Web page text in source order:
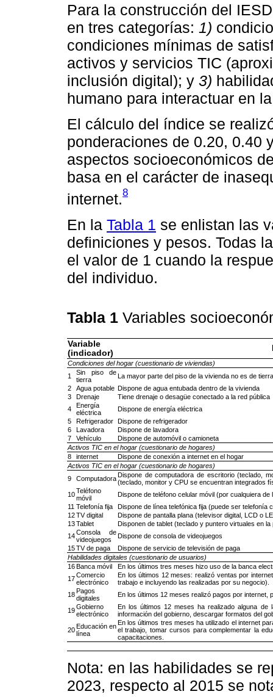
Para la construcción del
en tres categorías: 1)
condiciones mínimas de
activos y servicios TIC
inclusión digital); y 3)
humano para interactuar en
El cálculo del índice se
ponderaciones de 0.20, 0.40
aspectos socioeconómicos
basa en el carácter de
internet.8
En la Tabla 1 se enlistan las
definiciones y pesos. Todas
el valor de 1 cuando la
del individuo.
Tabla 1 Variables
Variable
(indicador)
Condiciones del hogar (cuestionario de viviendas)
1
Sin piso de
tierra
La mayor parte del piso de la vivienda no es de tierra
2
Agua potable Dispone de agua entubada dentro de la vivienda
3
Drenaje
Tiene drenaje o desagüe conectado a la red pública
4
Energía
eléctrica
Dispone de energía eléctrica
5
Refrigerador Dispone de refrigerador
6
Lavadora
Dispone de lavadora
7
Vehículo
Dispone de automóvil o camioneta
Activos TIC en el hogar (cuestionario de hogares)
8
internet
Dispone de conexión a internet en el hogar
Activos TIC en el hogar (cuestionario de hogares)
9
ComputadoraDispone de computadora de escritorio (teclado,
(teclado, monitor y CPU se encuentran integrados
10Teléfono
móvil
Dispone de teléfono celular móvil (por cualquiera de
11 Telefonía fija
Dispone de línea telefónica fija (puede ser telefonía
12TV digital
Dispone de pantalla plana (televisor digital, LCD o
13Tablet
Disponen de tablet (teclado y puntero virtuales en la
14Consola de
videojuegos
Dispone de consola de videojuegos
15TV de paga
Dispone de servicio de televisión de paga
Habilidades digitales (cuestionario de usuarios)
16Banca móvil
En los últimos tres meses hizo uso de la banca
17Comercio
electrónico
En los últimos 12 meses: realizó ventas por
trabajo e incluyendo las realizadas por su negocio).
18Pagos
digitales
En los últimos 12 meses realizó pagos por internet,
19Gobierno
electrónico
En los últimos 12 meses ha realizado alguna de
información del gobierno, descargar formatos del
20Educación en
línea
En los últimos tres meses ha utilizado el internet
el trabajo, tomar cursos para complementar la
capacitaciones.
Nota: en las habilidades se
2023, respecto al 2015 se